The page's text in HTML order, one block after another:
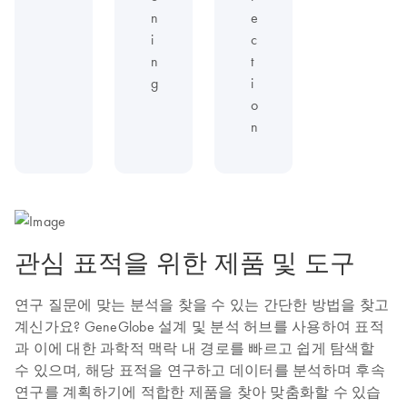
n
i
n
g
e
c
t
i
o
n
관심 표적을 위한 제품 및 도구
연구 질문에 맞는 분석을 찾을 수 있는 간단한 방법을 찾고
계신가요? GeneGlobe 설계 및 분석 허브를 사용하여 표적
과 이에 대한 과학적 맥락 내 경로를 빠르고 쉽게 탐색할
수 있으며, 해당 표적을 연구하고 데이터를 분석하며 후속
연구를 계획하기에 적합한 제품을 찾아 맞춤화할 수 있습